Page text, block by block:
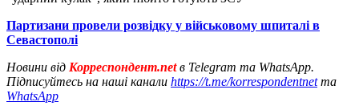
Партизани провели розвідку у військовому шпиталі в
Севастополі
Новини від Корреспондент.netв Telegram та WhatsApp.
Підписуйтесь на наші канали https://t.me/korrespondentnetта
WhatsApp